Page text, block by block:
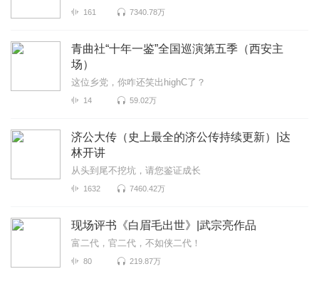
161 7340.78万
青曲社“十年一鉴”全国巡演第五季（西安主
场）
这位乡党，你咋还笑出highC了？
14 59.02万
济公大传（史上最全的济公传持续更新）|达
林开讲
从头到尾不挖坑，请您鉴证成长
1632 7460.42万
现场评书《白眉毛出世》|武宗亮作品
富二代，官二代，不如侠二代！
80 219.87万